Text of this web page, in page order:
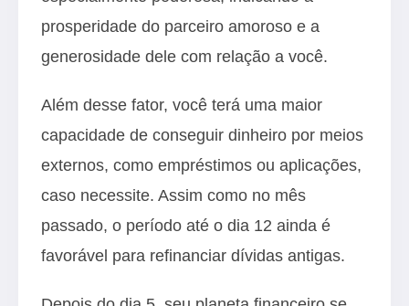
prosperidade do parceiro amoroso e a
generosidade dele com relação a você.
Além desse fator, você terá uma maior
capacidade de conseguir dinheiro por meios
externos, como empréstimos ou aplicações,
caso necessite. Assim como no mês
passado, o período até o dia 12 ainda é
favorável para refinanciar dívidas antigas.